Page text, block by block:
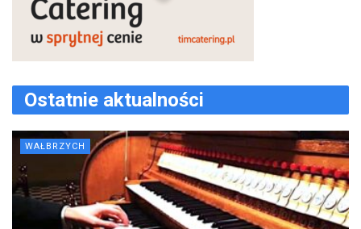
Ostatnie aktualności
WAŁBRZYCH